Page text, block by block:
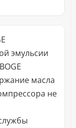
эмульсии
масла
не